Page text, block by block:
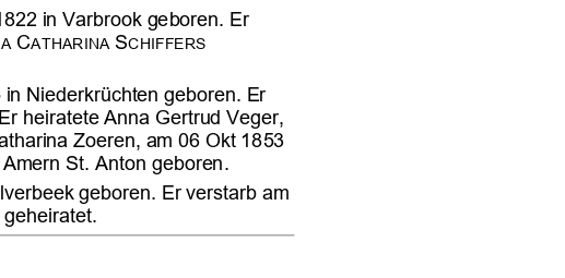

    





